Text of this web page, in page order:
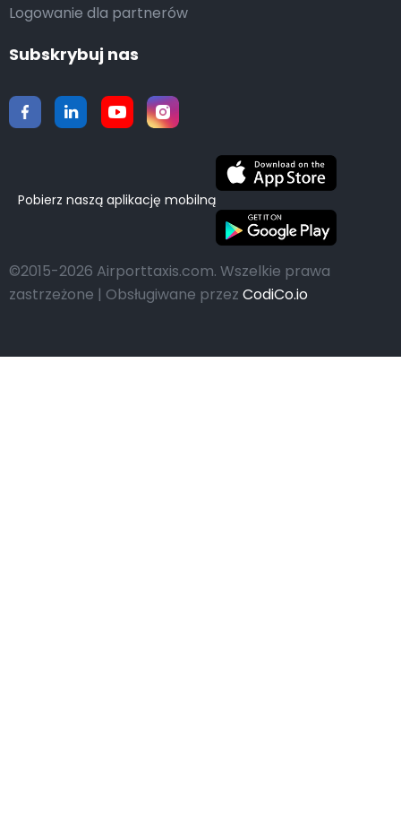
Logowanie dla partnerów
Subskrybuj nas
Pobierz naszą aplikację mobilną
©2015-2026 Airporttaxis.com. Wszelkie prawa
zastrzeżone | Obsługiwane przez CodiCo.io